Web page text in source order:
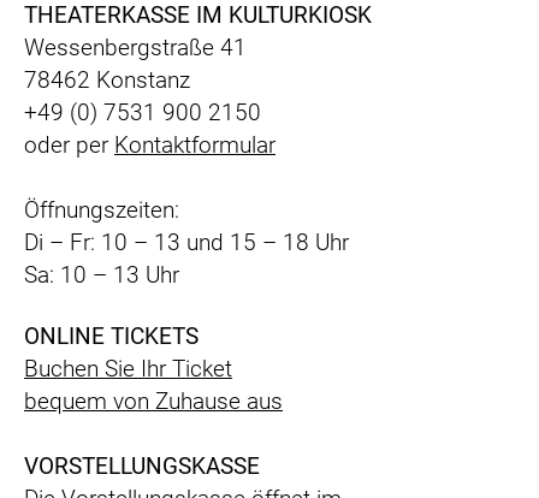
THEATERKASSE IM KULTURKIOSK
Wessenbergstraße 41
78462 Konstanz
+49 (0) 7531 900 2150
oder per Kontaktformular
Öffnungszeiten:
Di – Fr: 10 – 13 und 15 – 18 Uhr
Sa: 10 – 13 Uhr
ONLINE TICKETS
Buchen Sie Ihr Ticket
bequem von Zuhause aus
VORSTELLUNGSKASSE